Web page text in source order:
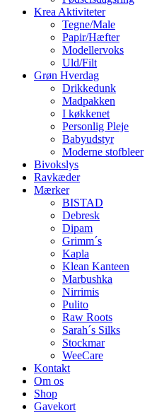
Krea Aktiviteter
Tegne/Male
Papir/Hæfter
Modellervoks
Uld/Filt
Grøn Hverdag
Drikkedunk
Madpakken
I køkkenet
Personlig Pleje
Babyudstyr
Moderne stofbleer
Bivokslys
Ravkæder
Mærker
BISTAD
Debresk
Dipam
Grimm´s
Kapla
Klean Kanteen
Marbushka
Nirrimis
Pulito
Raw Roots
Sarah´s Silks
Stockmar
WeeCare
Kontakt
Om os
Shop
Gavekort